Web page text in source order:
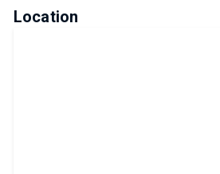
Location